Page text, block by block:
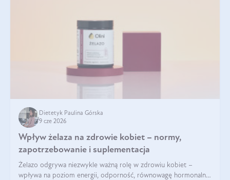
Dietetyk Paulina Górska
9 cze 2026
Wpływ żelaza na zdrowie kobiet – normy,
zapotrzebowanie i suplementacja
Żelazo odgrywa niezwykle ważną rolę w zdrowiu kobiet –
wpływa na poziom energii, odporność, równowagę hormonalną